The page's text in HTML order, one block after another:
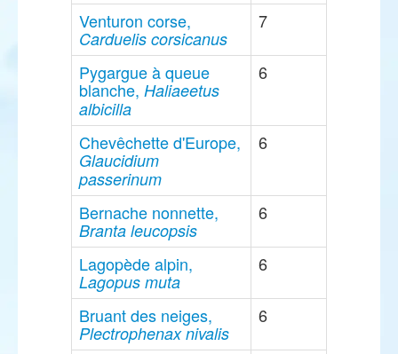
Venturon corse,
Carduelis corsicanus
7
Pygargue à queue
blanche, Haliaeetus
albicilla
6
Chevêchette d'Europe,
Glaucidium
passerinum
6
Bernache nonnette,
Branta leucopsis
6
Lagopède alpin,
Lagopus muta
6
Bruant des neiges,
Plectrophenax nivalis
6